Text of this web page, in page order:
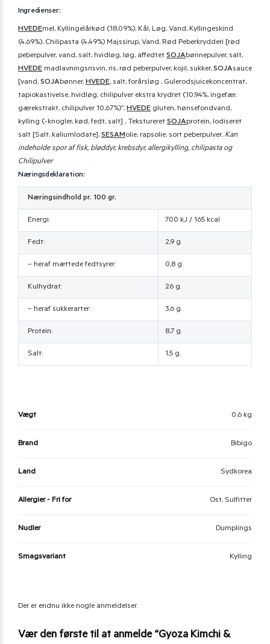
Ingredienser:
HVEDEmel, Kyllingelårkød (18,09%), Kål, Løg, Vand, Kyllingeskind
(4,69%), Chilipasta (4,49%) Majssirup, Vand, Rød Peberkrydderi [rød
peberpulver, vand, salt, hvidløg, løg, affedtet SOJAbønnepulver, salt,
HVEDE madlavningsrisvin, ris, rød peberpulver, kojil, sukker, SOJAsauce
[vand, SOJAbønner, HVEDE, salt, forårsløg , Gulerodsjuicekoncentrat,
tapiokastivelse, hvidløg, chilipulver ekstra krydret (10,94%, ingefær,
gærekstrakt, chilipulver 10,67%)”, HVEDE gluten, hønsefondvand,
kylling (-knogler, kød, fedt, salt] , Tekstureret SOJAprotein, lodiseret
salt [Salt, kaliumlodate], SESAMolie, rapsolie, sort peberpulver. Kan
indeholde spor af fisk, bløddyr, krebsdyr, allergikylling, chilipasta og
Chilipulver
Næringsdeklaration:
Næringsindhold pr. 100 gr.
Energi: 700 kJ / 165 kcal
Fedt: 2,9 g.
– heraf mættede fedtsyrer: 0,8 g.
Kulhydrat: 26 g.
– heraf sukkerarter: 3,6 g.
Protein: 8,7 g.
Salt: 1,5 g.
Vægt 0,6 kg
Brand Bibigo
Land Sydkorea
Allergier - Fri for Ost, Sulfitter
Nudler Dumplings
Smagsvariant Kylling
Der er endnu ikke nogle anmeldelser.
Vær den første til at anmelde “Gyoza Kimchi &